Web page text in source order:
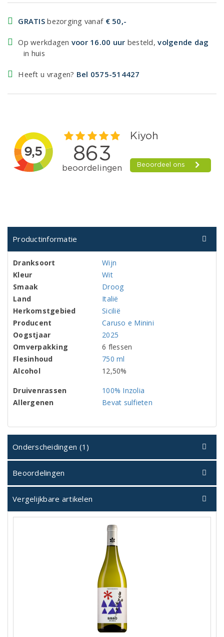
GRATIS bezorging vanaf € 50,-
Op werkdagen voor 16.00 uur besteld,volgende dag
in huis
Heeft u vragen? Bel 0575-514427
Productinformatie
Dranksoort
Wijn
Kleur
Wit
Smaak
Droog
Land
Italië
Herkomstgebied
Sicilië
Producent
Caruso e Minini
Oogstjaar
2025
Omverpakking
6 flessen
Flesinhoud
750 ml
Alcohol
12,50%
Druivenrassen
100% Inzolia
Allergenen
Bevat sulfieten
Onderscheidingen (1)
Beoordelingen
Vergelijkbare artikelen